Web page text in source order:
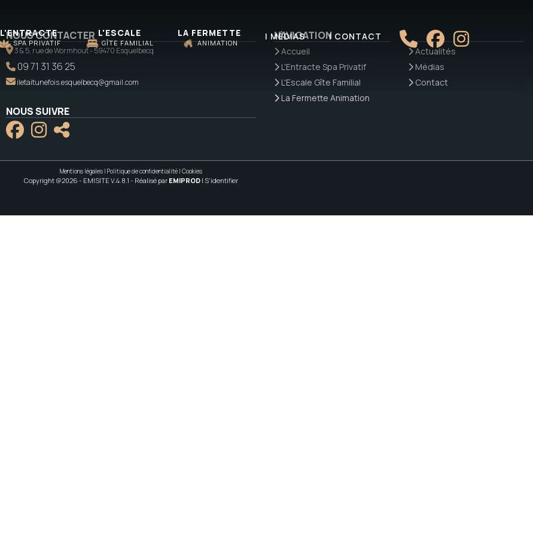
L'ENTRACTE
SPA PRIVATIF
L'ESCALE
GÎTE FAMILIAL
LA FERMETTE
ANIMATION
| MÉDIAS | CONTACT
NOUS CONTACTER
3 & 5, rue de Wormhout - 59470 Esquelbecq
09 71 31 36 25
iletaitunefois.esquelbecq@gmail.com
NOUS SUIVRE
NAVIGATION
Accueil
L'Entracte Spa Privatif
L'Escale Gîte Familial
La Fermette Animation
Actualités
Médias
Contact
Mentions légales | Politique de confidentialité | Cookies
Copyright @2026 - EMISITE V.4.8.1 - Réalisé par EMIPROD | S'identifier